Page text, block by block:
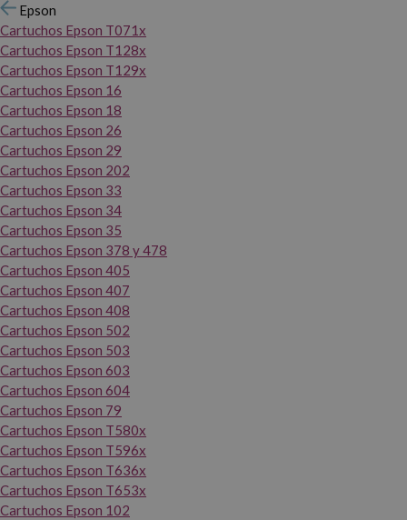
Epson
Cartuchos Epson T071x
Cartuchos Epson T128x
Cartuchos Epson T129x
Cartuchos Epson 16
Cartuchos Epson 18
Cartuchos Epson 26
Cartuchos Epson 29
Cartuchos Epson 202
Cartuchos Epson 33
Cartuchos Epson 34
Cartuchos Epson 35
Cartuchos Epson 378 y 478
Cartuchos Epson 405
Cartuchos Epson 407
Cartuchos Epson 408
Cartuchos Epson 502
Cartuchos Epson 503
Cartuchos Epson 603
Cartuchos Epson 604
Cartuchos Epson 79
Cartuchos Epson T580x
Cartuchos Epson T596x
Cartuchos Epson T636x
Cartuchos Epson T653x
Cartuchos Epson 102